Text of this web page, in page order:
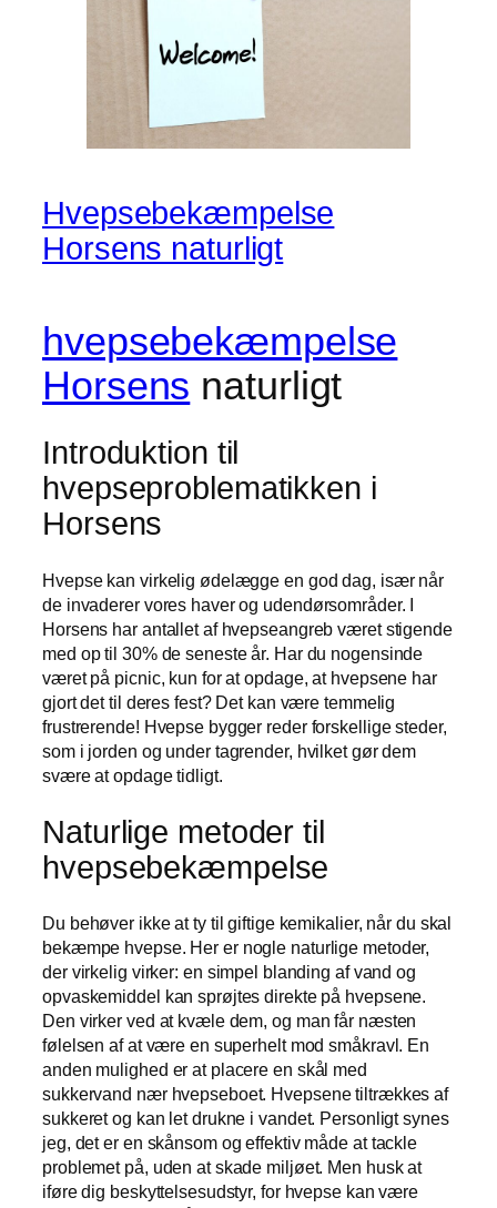
Hvepsebekæmpelse
Horsens naturligt
hvepsebekæmpelse
Horsens naturligt
Introduktion til
hvepseproblematikken i
Horsens
Hvepse kan virkelig ødelægge en god dag, især når
de invaderer vores haver og udendørsområder. I
Horsens har antallet af hvepseangreb været stigende
med op til 30% de seneste år. Har du nogensinde
været på picnic, kun for at opdage, at hvepsene har
gjort det til deres fest? Det kan være temmelig
frustrerende! Hvepse bygger reder forskellige steder,
som i jorden og under tagrender, hvilket gør dem
svære at opdage tidligt.
Naturlige metoder til
hvepsebekæmpelse
Du behøver ikke at ty til giftige kemikalier, når du skal
bekæmpe hvepse. Her er nogle naturlige metoder,
der virkelig virker: en simpel blanding af vand og
opvaskemiddel kan sprøjtes direkte på hvepsene.
Den virker ved at kvæle dem, og man får næsten
følelsen af at være en superhelt mod småkravl. En
anden mulighed er at placere en skål med
sukkervand nær hvepseboet. Hvepsene tiltrækkes af
sukkeret og kan let drukne i vandet. Personligt synes
jeg, det er en skånsom og effektiv måde at tackle
problemet på, uden at skade miljøet. Men husk at
iføre dig beskyttelsesudstyr, for hvepse kan være